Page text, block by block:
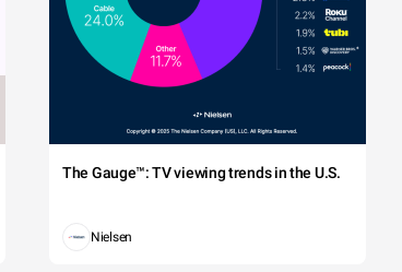
The Gauge™: TV viewing trends in the U.S.
Nielsen